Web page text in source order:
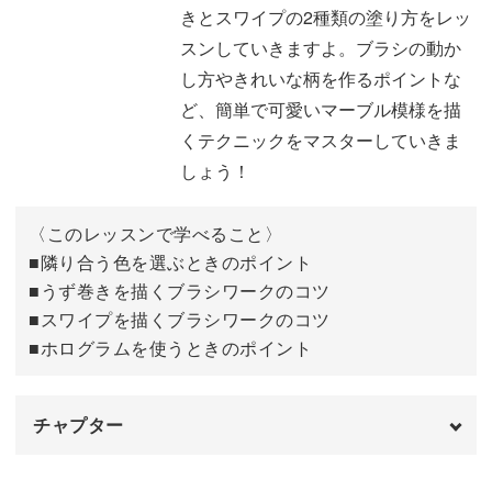
デザインのイメージを決定づける色の使い方や配置する位
置など、おしゃれなアートに仕上げるためのポイントも詳
今回は7色でサイケデリックマーブルを描きましたが、お
手持ちのカラーを組み合わせてチャレンジしてみてくださ
隣り合う色を変えるだけで印象が大きく変わりますので、
バリエーションは無限に広がります。
ホログラムやラメ、ストーンなどをプラスすれば、指を動
きとスワイプの2種類の塗り方をレッ
スンしていきますよ。ブラシの動か
し方やきれいな柄を作るポイントな
ど、簡単で可愛いマーブル模様を描
くテクニックをマスターしていきま
しょう！
〈このレッスンで学べること〉
■隣り合う色を選ぶときのポイント
■うず巻きを描くブラシワークのコツ
■スワイプを描くブラシワークのコツ
■ホログラムを使うときのポイント
チャプター